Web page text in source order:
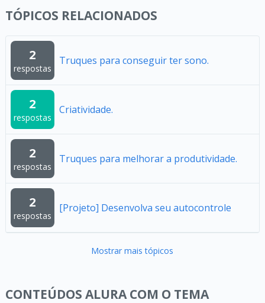
TÓPICOS RELACIONADOS
2
respostas
Truques para conseguir ter sono.
2
respostas
Criatividade.
2
respostas
Truques para melhorar a produtividade.
2
respostas
[Projeto] Desenvolva seu autocontrole
Mostrar mais tópicos
CONTEÚDOS ALURA COM O TEMA